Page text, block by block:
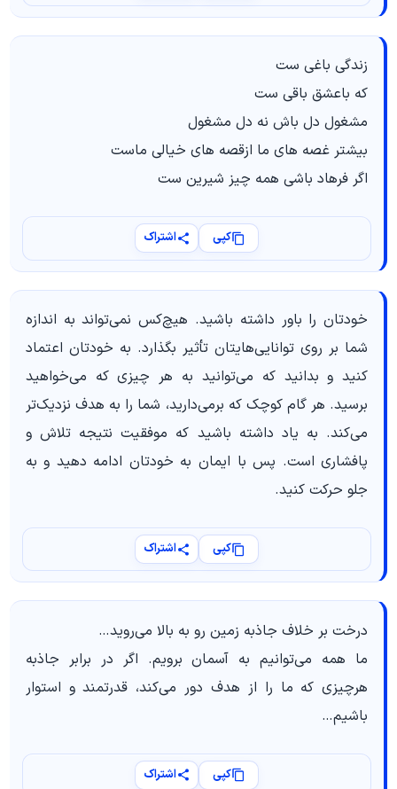
زندگی باغی ست
که باعشق باقی ست
مشغول دل باش نه دل مشغول
بیشتر غصه های ما ازقصه های خیالی ماست
اگر فرهاد باشی همه چیز شیرین ست
کپی اشتراک
خودتان را باور داشته باشید. هیچ‌کس نمی‌تواند به اندازه
شما بر روی توانایی‌هایتان تأثیر بگذارد. به خودتان اعتماد
کنید و بدانید که می‌توانید به هر چیزی که می‌خواهید
برسید. هر گام کوچک که برمی‌دارید، شما را به هدف نزدیک‌تر
می‌کند. به یاد داشته باشید که موفقیت نتیجه تلاش و
پافشاری است. پس با ایمان به خودتان ادامه دهید و به
جلو حرکت کنید.
کپی اشتراک
درخت بر خلاف جاذبه زمین رو به بالا می‌روید…
ما همه می‌توانیم به آسمان برویم. اگر در برابر جاذبه
هرچیزی که ما را از هدف دور می‌کند، قدرتمند و استوار
باشیم…
کپی اشتراک